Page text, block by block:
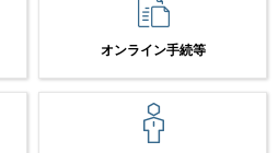
オンライン手続等